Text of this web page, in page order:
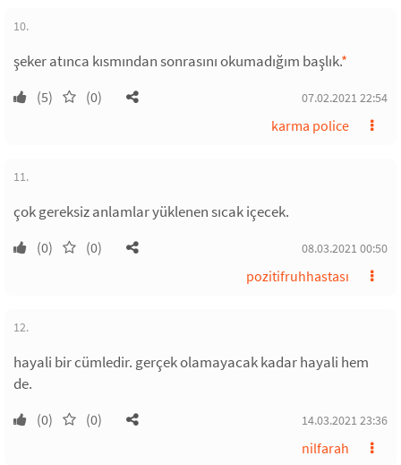
10.
şeker atınca kısmından sonrasını okumadığım başlık.*
(5) (0) 07.02.2021 22:54
karma police
11.
çok gereksiz anlamlar yüklenen sıcak içecek.
(0) (0) 08.03.2021 00:50
pozitifruhhastası
12.
hayali bir cümledir. gerçek olamayacak kadar hayali hem
de.
(0) (0) 14.03.2021 23:36
nilfarah